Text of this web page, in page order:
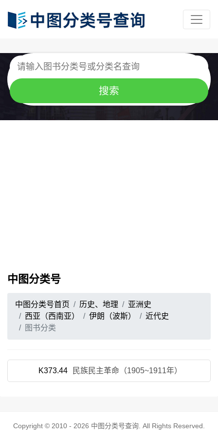
中图分类号
中图分类号首页 历史、地理
亚洲史
西亚（西南亚）
伊朗（波斯）
近代史
图书分类
K373.44 民族民主革命（1905~1911年）
Copyright © 2010 - 2026 中图分类号查询 . All Rights Reserved.